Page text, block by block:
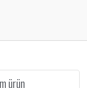
ürün